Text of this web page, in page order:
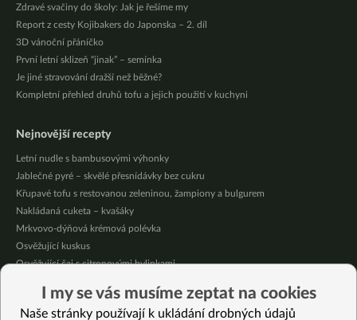
Zdravé svačiny do školy: Jak je řešíme my
Report z cesty Kojibakers do Japonska – 2. díl
3D vánoční přáníčko
První letní sklizeň “jinak” – semínka
Je jiné stravování dražší než běžné?
Kompletní přehled druhů tofu a jejich použití v kuchyni
Nejnovější recepty
Letní nudle s bambusovými výhonky
Jablečné pyré – skvělé přesnídávky bez cukru
Křupavé tofu s restovanou zeleninou, žampiony a bulgurem
Nakládaná cuketa – kvašáky
Mrkvovo-dýňová krémová polévka
Osvěžující kuskus
Osvěžující čaj s citronovými bylinkami
Čokoládové muffiny s mangovým krémem
Meruňky a jablka v citrónovém želé
I my se vás musíme zeptat na cookies
Naše stránky používají k ukládání drobných údajů